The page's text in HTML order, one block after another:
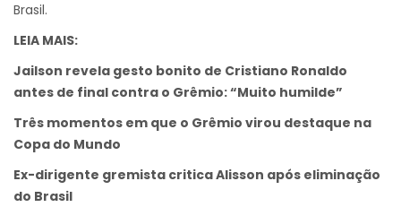
Brasil.
LEIA MAIS:
Jailson revela gesto bonito de Cristiano Ronaldo
antes de final contra o Grêmio: “Muito humilde”
Três momentos em que o Grêmio virou destaque na
Copa do Mundo
Ex-dirigente gremista critica Alisson após eliminação
do Brasil